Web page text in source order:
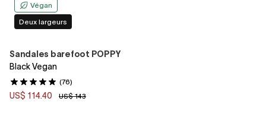
Végan
Deux largeurs
Sandales barefoot POPPY
Black Vegan
(76)
US$ 114.40 US$ 143